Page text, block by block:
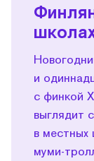
и
с финкой
выглядит
в местных
муми-